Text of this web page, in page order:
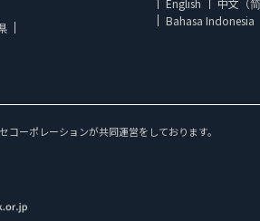
English 中文（
Bahasa Indonesia
ーポレーションが共同運営をしております。